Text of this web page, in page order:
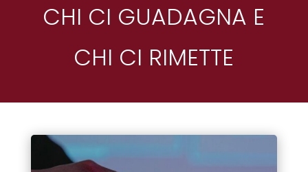
CHI CI GUADAGNA E
CHI CI RIMETTE